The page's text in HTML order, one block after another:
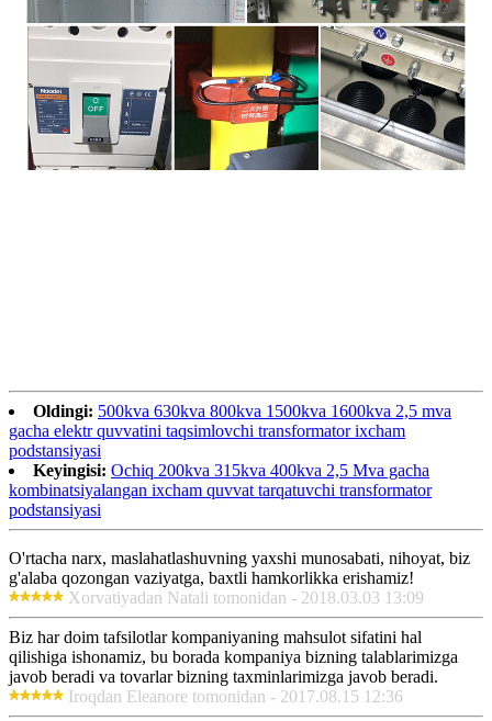
Oldingi: 500kva 630kva 800kva 1500kva 1600kva 2,5 mva
gacha elektr quvvatini taqsimlovchi transformator ixcham
podstansiyasi
Keyingisi: Ochiq 200kva 315kva 400kva 2,5 Mva gacha
kombinatsiyalangan ixcham quvvat tarqatuvchi transformator
podstansiyasi
O'rtacha narx, maslahatlashuvning yaxshi munosabati, nihoyat, biz
g'alaba qozongan vaziyatga, baxtli hamkorlikka erishamiz!
Xorvatiyadan Natali tomonidan - 2018.03.03 13:09
Biz har doim tafsilotlar kompaniyaning mahsulot sifatini hal
qilishiga ishonamiz, bu borada kompaniya bizning talablarimizga
javob beradi va tovarlar bizning taxminlarimizga javob beradi.
Iroqdan Eleanore tomonidan - 2017.08.15 12:36